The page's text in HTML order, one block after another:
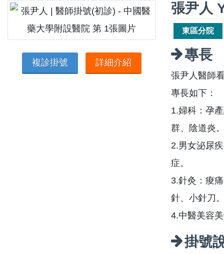
複診掛號 詳細介紹
張尹人
東區分院
專長
張尹人醫師
專長如下：
1.婦科：孕
群、陰道炎
2.男女泌尿
症。
3.針灸：痠
針、小針刀
4.中醫美容
掛號